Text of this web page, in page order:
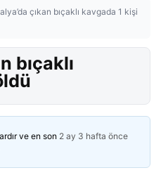
çıkan bıçaklı kavgada 1 kişi
bıçaklı
ve en son 2 ay 3 hafta önce